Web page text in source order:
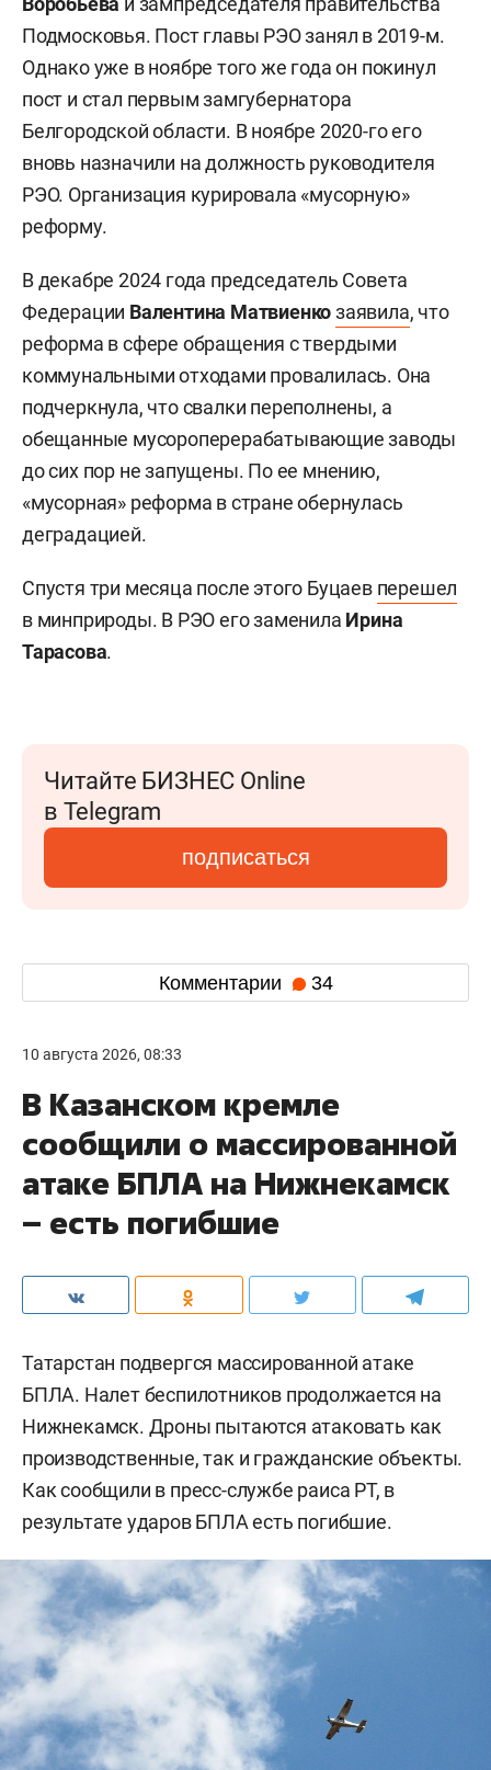
Подмосковья. Пост главы РЭО занял в 2019-м.
Однако уже в ноябре того же года он покинул
пост и стал первым замгубернатора
Белгородской области. В ноябре 2020-го его
вновь назначили на должность руководителя
РЭО. Организация курировала «мусорную»
реформу.
В декабре 2024 года председатель Совета
Федерации Валентина Матвиенкозаявила, что
реформа в сфере обращения с твердыми
коммунальными отходами провалилась. Она
подчеркнула, что свалки переполнены, а
обещанные мусороперерабатывающие заводы
до сих пор не запущены. По ее мнению,
«мусорная» реформа в стране обернулась
деградацией.
Спустя три месяца после этого Буцаев перешел
в минприроды. В РЭО его заменила Ирина
Тарасова.
Читайте БИЗНЕС Online
в Telegram
подписаться
Комментарии 34
10 августа 2026, 08:33
В Казанском кремле
сообщили о массированной
атаке БПЛА на Нижнекамск
– есть погибшие
Татарстан подвергся массированной атаке
БПЛА. Налет беспилотников продолжается на
Нижнекамск. Дроны пытаются атаковать как
производственные, так и гражданские объекты.
Как сообщили в пресс-службе раиса РТ, в
результате ударов БПЛА есть погибшие.